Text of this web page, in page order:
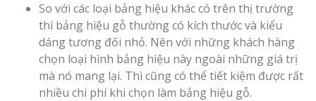
So với các loại bảng hiệu khác có trên thị trường
thì bảng hiệu gỗ thường có kích thước và kiểu
dáng tương đối nhỏ. Nên với những khách hàng
chọn loại hình bảng hiệu này ngoài những giá trị
mà nó mang lại. Thì cũng có thể tiết kiệm được rất
nhiều chi phí khi chọn làm bảng hiệu gỗ.